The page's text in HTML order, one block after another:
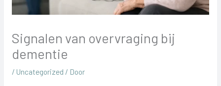
Signalen van overvraging bij
dementie
/ Uncategorized / Door